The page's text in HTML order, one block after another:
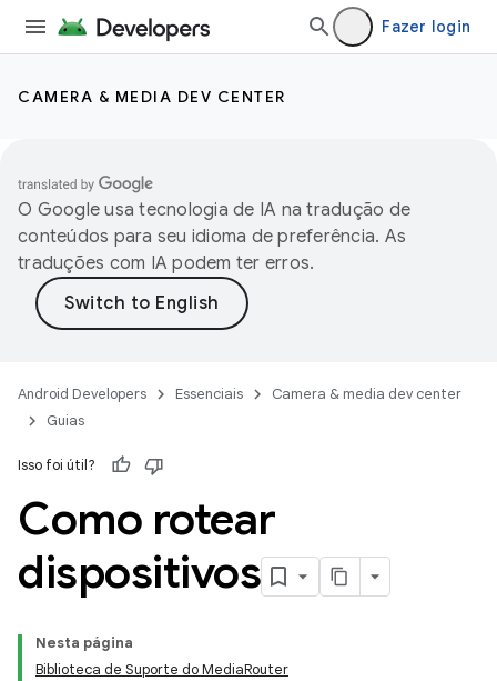
Fazer login
CAMERA & MEDIA DEV CENTER
O Google usa tecnologia de IA na tradução de
conteúdos para seu idioma de preferência. As
traduções com IA podem ter erros.
Android Developers Essenciais
Camera & media dev center
Guias
Isso foi útil?
Como rotear
dispositivos
Nesta página
Biblioteca de Suporte do MediaRouter